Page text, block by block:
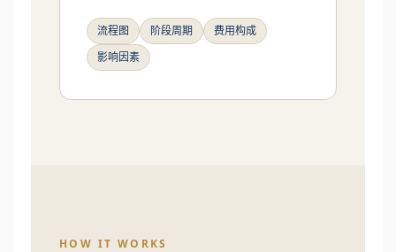
流程图 阶段周期 费用构成
影响因素
HOW IT WORKS